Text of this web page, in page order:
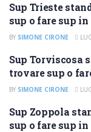
SUP TRIESTE
Sup Trieste
sup o fare sup
BY SIMONE CIRONE
SUP UDINE
Sup Torviscosa
trovare sup o
BY SIMONE CIRONE
SUP PORDENONE
Sup Zoppola
sup o fare sup